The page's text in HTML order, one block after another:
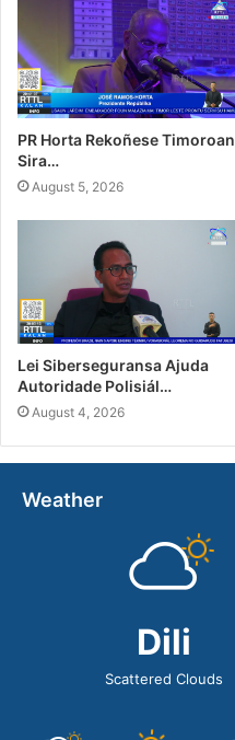
PR Horta Rekoñese Timoroan
Sira…
August 5, 2026
Lei Siberseguransa Ajuda
Autoridade Polisiál…
August 4, 2026
Weather
Dili
Scattered Clouds